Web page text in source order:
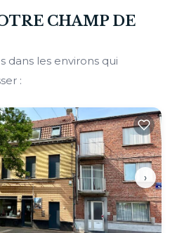
CHAMP DE
dans les environs qui
:
›